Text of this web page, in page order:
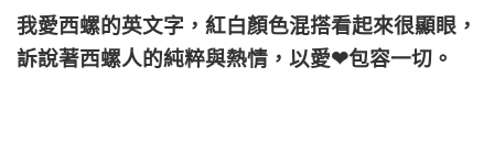
我愛西螺的英文字，紅白顏色混搭看起來很顯眼，
訴說著西螺人的純粹與熱情，以愛❤包容一切。